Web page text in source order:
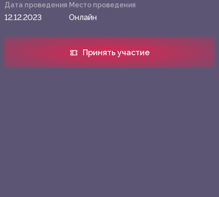
Дата проведения
12.12.2023
Место проведения
Онлайн
Принять участие